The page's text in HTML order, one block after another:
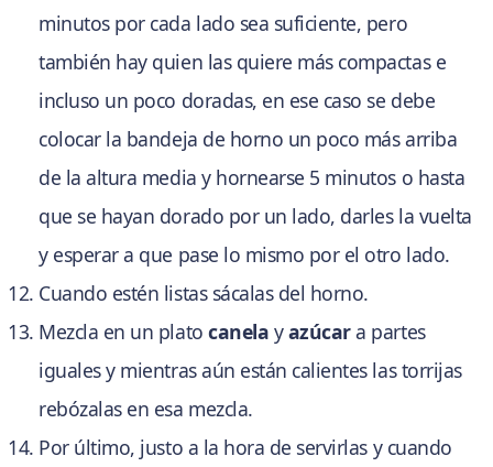
minutos por cada lado sea suficiente, pero
también hay quien las quiere más compactas e
incluso un poco doradas, en ese caso se debe
colocar la bandeja de horno un poco más arriba
de la altura media y hornearse 5 minutos o hasta
que se hayan dorado por un lado, darles la vuelta
y esperar a que pase lo mismo por el otro lado.
Cuando estén listas sácalas del horno.
Mezcla en un platocanela yazúcara partes
iguales y mientras aún están calientes las torrijas
rebózalas en esa mezcla.
Por último, justo a la hora de servirlas y cuando